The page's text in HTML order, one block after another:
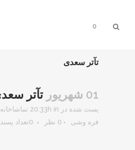
0
تآتر سعدی
01 شهریور تآتر
پست شده در 20:33h in تماشاخانه
فره وشی
0 نظر 0تعداد